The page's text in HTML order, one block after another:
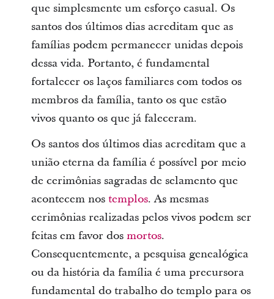
que simplesmente um esforço casual. Os
santos dos últimos dias acreditam que as
famílias podem permanecer unidas depois
dessa vida. Portanto, é fundamental
fortalecer os laços familiares com todos os
membros da família, tanto os que estão
vivos quanto os que já faleceram.
Os santos dos últimos dias acreditam que a
união eterna da família é possível por meio
de cerimônias sagradas de selamento que
acontecem nos templos. As mesmas
cerimônias realizadas pelos vivos podem ser
feitas em favor dos mortos.
Consequentemente, a pesquisa genealógica
ou da história da família é uma precursora
fundamental do trabalho do templo para os